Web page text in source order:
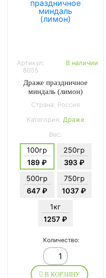
Артикул:
8055
В наличии
Драже праздничное
миндаль (лимон)
Страна: Россия
Категория: Драже
Вес:
100гр
189 ₽
250гр
393 ₽
500гр
647 ₽
750гр
1037 ₽
1кг
1257 ₽
Количество:
В КОРЗИНУ